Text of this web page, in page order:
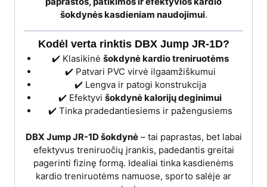
šokdynės kasdieniam naudojimui.
Kodėl verta rinktis DBX Jump JR-1D?
✔️ Klasikinė šokdynė kardio treniruotėms
✔️ Patvari PVC virvė ilgaamžiškumui
✔️ Lengva ir patogi konstrukcija
✔️ Efektyvišokdynė kalorijų deginimui
✔️ Tinka pradedantiesiems ir pažengusiems
DBX Jump JR-1D šokdynė– tai paprastas, bet labai
efektyvus treniruočių įrankis, padedantis greitai
pagerinti fizinę formą. Idealiai tinka kasdienėms
kardio treniruotėms namuose, sporto salėje ar